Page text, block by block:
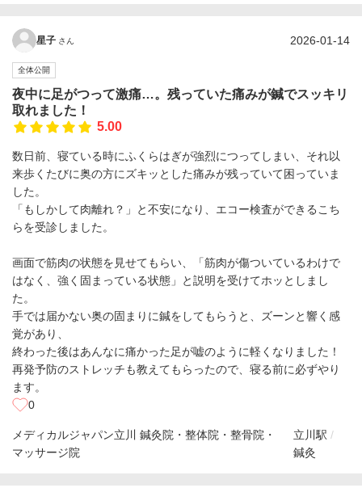
星子 さん 2026-01-14
全体公開
夜中に足がつって激痛…。残っていた痛みが鍼でスッキリ
取れました！
5.00
数日前、寝ている時にふくらはぎが強烈につってしまい、それ以
来歩くたびに奥の方にズキッとした痛みが残っていて困っていま
した。
「もしかして肉離れ？」と不安になり、エコー検査ができるこち
らを受診しました。
画面で筋肉の状態を見せてもらい、「筋肉が傷ついているわけで
はなく、強く固まっている状態」と説明を受けてホッとしまし
た。
手では届かない奥の固まりに鍼をしてもらうと、ズーンと響く感
覚があり、
終わった後はあんなに痛かった足が嘘のように軽くなりました！
再発予防のストレッチも教えてもらったので、寝る前に必ずやり
ます。
0
メディカルジャパン立川 鍼灸院・整体院・整骨院・
マッサージ院
立川駅
鍼灸